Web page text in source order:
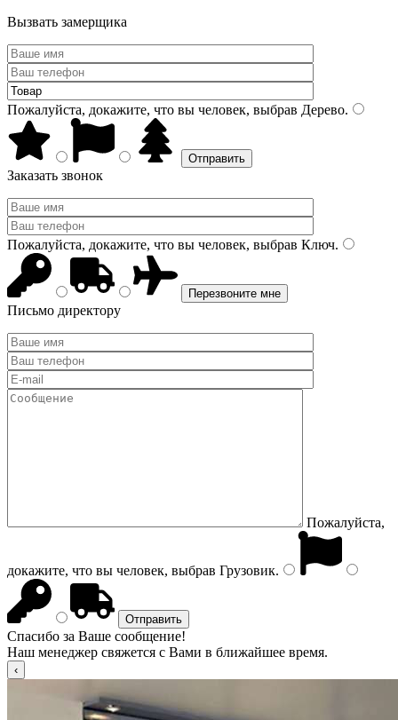
Вызвать замерщика
Пожалуйста, докажите, что вы человек, выбрав Дерево.
Заказать звонок
Пожалуйста, докажите, что вы человек, выбрав Ключ.
Письмо директору
Пожалуйста,
докажите, что вы человек, выбрав Грузовик.
Спасибо за Ваше сообщение!
Наш менеджер свяжется с Вами в ближайшее время.